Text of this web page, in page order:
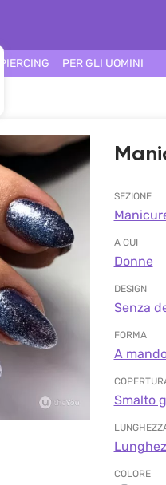
PIERCING PER GLI UOMINI
SEZIONE
A CUI
Donne
DESIGN
Senza
FORMA
A
Smalto
COLORE